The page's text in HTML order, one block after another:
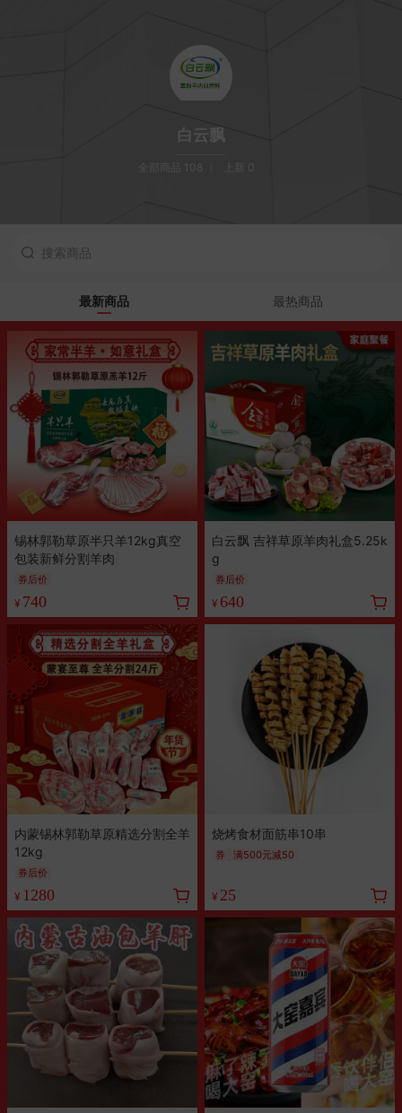
白云飘
全部商品 108 上新 0
最新商品 最热商品
锡林郭勒草原半只羊12kg真空
包装新鲜分割羊肉
券后价
¥ 740
白云飘 吉祥草原羊肉礼盒5.25k
g
券后价
¥ 640
内蒙锡林郭勒草原精选分割全羊
12kg
券后价
¥ 1280
烧烤食材面筋串10串
券 满500元减50
¥ 25